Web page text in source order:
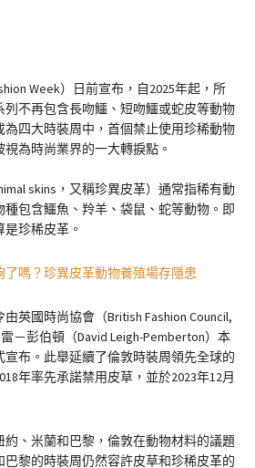
Week）日前宣布，自2025年起，所
不再包含長吻鱷、短吻鱷或蛇皮等動物
為四大時裝周中，首個禁止使用珍稀動物
為時尚業界的一大轉捩點。
skins，又稱珍異皮革）通常指稀有動
包含鱷魚、羚羊、袋鼠、蛇等動物。即
珍稀皮革。
了嗎？珍異皮革動物養殖場存隱患
英國時尚協會（British Fashion Council,
－彭伯頓（David Leigh-Pemberton）本
布。此舉延續了倫敦時裝周領先全球的
年率先承諾禁用皮草，並於2023年12月
、米蘭和巴黎，倫敦在動物材料的議題
巴黎的時裝周仍然容許皮草和珍稀皮革的